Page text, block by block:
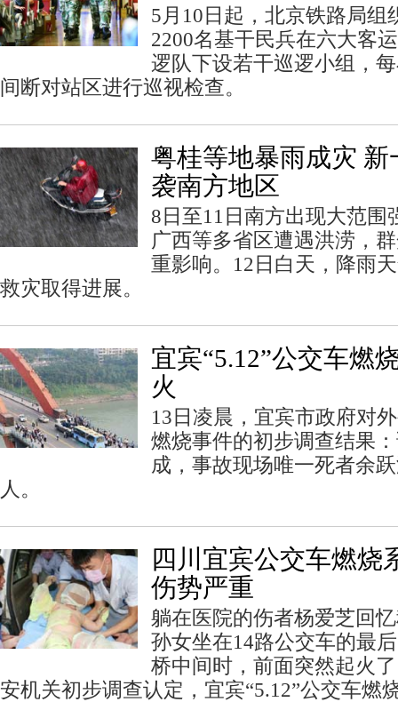
5月10日起，北京铁路局组
2200名基干民兵在六大客
逻队下设若干巡逻小组，
间断对站区进行巡视检查。
粤桂等地暴雨成灾
袭南方地区
8日至11日南方出现大范围
广西等多省区遭遇洪涝，
重影响。12日白天，降雨
救灾取得进展。
宜宾“5.12”公交车燃
火
13日凌晨，宜宾市政府对
燃烧事件的初步调查结果
成，事故现场唯一死者余
人。
四川宜宾公交车燃烧
伤势严重
躺在医院的伤者杨爱芝回
孙女坐在14路公交车的最
桥中间时，前面突然起火
安机关初步调查认定，宜宾“5.12”公交车燃